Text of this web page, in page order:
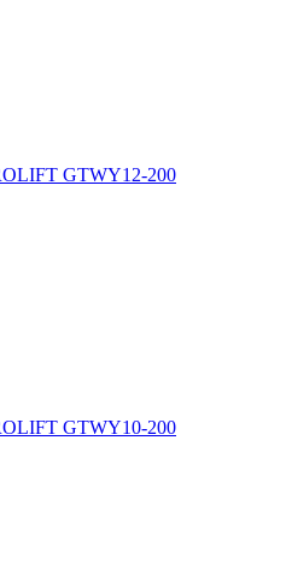
GTWY12-200
GTWY10-200